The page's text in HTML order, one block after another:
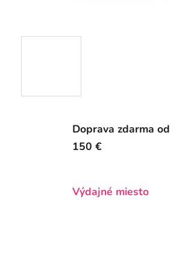
Doprava zdarma od
150 €
Výdajné miesto